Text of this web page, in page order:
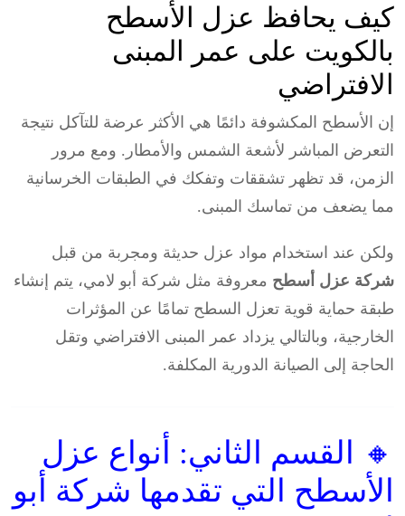
كيف يحافظ عزل الأسطح
بالكويت على عمر المبنى
الافتراضي
إن الأسطح المكشوفة دائمًا هي الأكثر عرضة للتآكل نتيجة
التعرض المباشر لأشعة الشمس والأمطار. ومع مرور
الزمن، قد تظهر تشققات وتفكك في الطبقات الخرسانية
مما يضعف من تماسك المبنى.
ولكن عند استخدام مواد عزل حديثة ومجربة من قبل
شركة عزل أسطح معروفة مثل شركة أبو لامي، يتم إنشاء
طبقة حماية قوية تعزل السطح تمامًا عن المؤثرات
الخارجية، وبالتالي يزداد عمر المبنى الافتراضي وتقل
الحاجة إلى الصيانة الدورية المكلفة.
🔸 القسم الثاني: أنواع عزل
الأسطح التي تقدمها شركة أبو